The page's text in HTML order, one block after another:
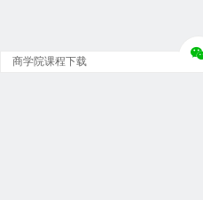
商学院课程下载